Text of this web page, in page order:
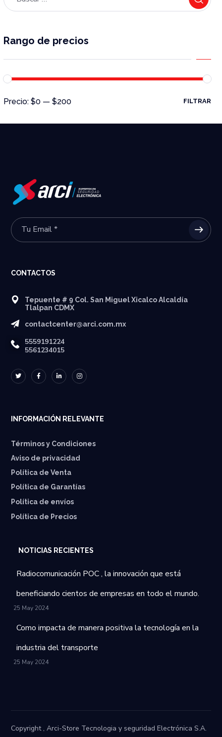
Rango de precios
FILTRAR
Precio:$0 —$200
CONTACTOS
Tepuente # 9 Col. San Miguel Xicalco Alcaldía
Tlalpan CDMX
contactcenter@arci.com.mx
5559191224
5561234015
INFORMACIÓN RELEVANTE
Términos y Condiciones
Aviso de privacidad
Política de Venta
Política de Garantías
⁠Política de envíos
Política de Precios
NOTICIAS RECIENTES
Radiocomunicación POC , la innovación que está
beneficiando cientos de empresas en todo el mundo.
25 May 2024
Como impacta de manera positiva la tecnología en la
industria del transporte
25 May 2024
Copyright , Arci-Store Tecnologia y seguridad Electrónica S.A.